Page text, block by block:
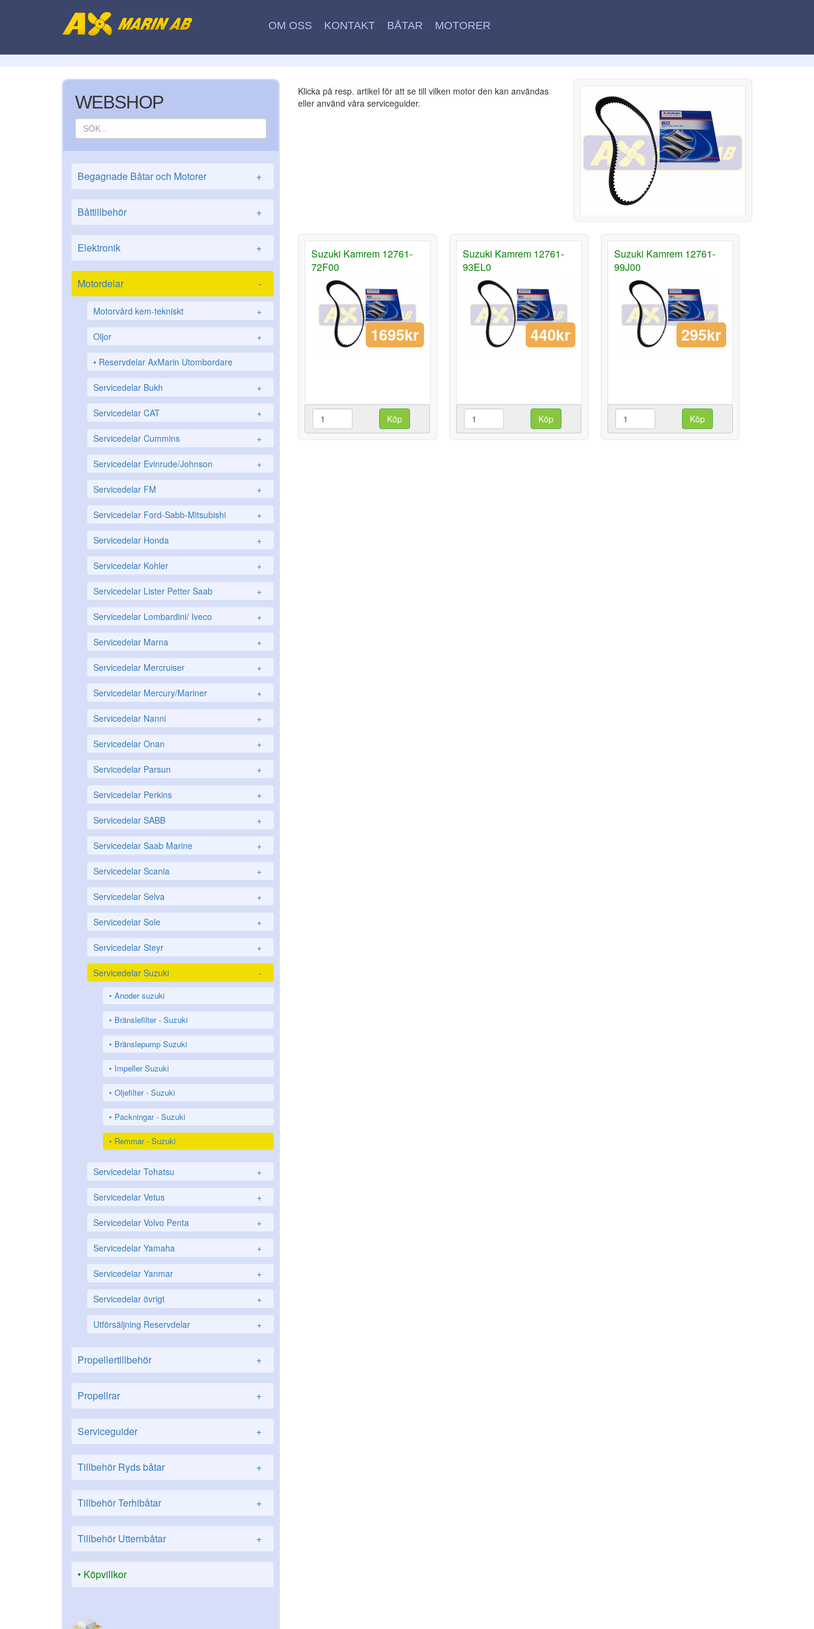
OM OSS KONTAKT BÅTAR MOTORER
WEBSHOP
Begagnade Båtar och Motorer +
Båttillbehör +
Elektronik +
Motordelar -
Motorvård kem-tekniskt +
Oljor +
Reservdelar AxMarin Utombordare
Servicedelar Bukh +
Servicedelar CAT +
Servicedelar Cummins +
Servicedelar Evinrude/Johnson +
Servicedelar FM +
Servicedelar Ford-Sabb-Mitsubishi +
Servicedelar Honda +
Servicedelar Kohler +
Servicedelar Lister Petter Saab +
Servicedelar Lombardini/ Iveco +
Servicedelar Marna +
Servicedelar Mercruiser +
Servicedelar Mercury/Mariner +
Servicedelar Nanni +
Servicedelar Onan +
Servicedelar Parsun +
Servicedelar Perkins +
Servicedelar SABB +
Servicedelar Saab Marine +
Servicedelar Scania +
Servicedelar Selva +
Servicedelar Sole +
Servicedelar Steyr +
Servicedelar Suzuki -
Anoder suzuki
Bränslefilter - Suzuki
Bränslepump Suzuki
Impeller Suzuki
Oljefilter - Suzuki
Packningar - Suzuki
Remmar - Suzuki
Servicedelar Tohatsu +
Servicedelar Vetus +
Servicedelar Volvo Penta +
Servicedelar Yamaha +
Servicedelar Yanmar +
Servicedelar övrigt +
Utförsäljning Reservdelar +
Propellertillbehör +
Propellrar +
Serviceguider +
Tillbehör Ryds båtar +
Tillbehör Terhibåtar +
Tillbehör Utternbåtar +
Köpvillkor
Klicka på resp. artikel för att se till vilken motor den kan användas
eller använd våra serviceguider.
Suzuki Kamrem 12761-
72F00
1695kr
Köp
Suzuki Kamrem 12761-
93EL0
440kr
Köp
Suzuki Kamrem 12761-
99J00
295kr
Köp